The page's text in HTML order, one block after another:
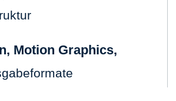
Motion Graphics,